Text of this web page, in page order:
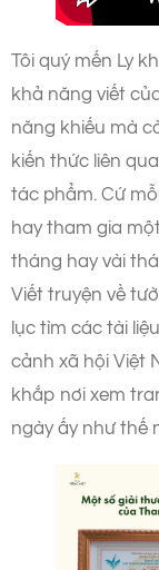
Tôi quý mến Ly
khả năng viết
năng khiếu mà
kiến thức liên
tác phẩm. Cứ
hay tham gia
tháng hay vài
Viết truyện về
lục tìm các tài
cảnh xã hội Việt
khắp nơi xem
ngày ấy như thế